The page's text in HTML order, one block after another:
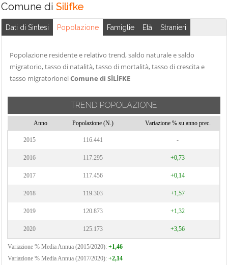
Comune di Silifke
Dati di Sintesi Popolazione Famiglie Età Stranieri
Popolazione residente e relativo trend, saldo naturale e saldo
migratorio, tasso di natalità, tasso di mortalità, tasso di crescita e
tasso migratorionelComune di SİLİFKE
TREND POPOLAZIONE
Anno Popolazione (N.) Variazione % su anno prec.
2015 116.441 -
2016 117.295 +0,73
2017 117.456 +0,14
2018 119.303 +1,57
2019 120.873 +1,32
2020 125.173 +3,56
Variazione % Media Annua (2015/2020): +1,46
Variazione % Media Annua (2017/2020): +2,14